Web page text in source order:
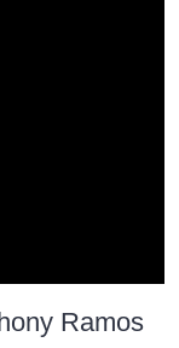
Ramos